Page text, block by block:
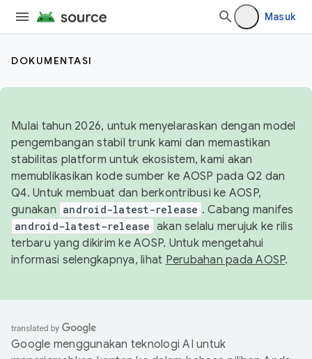
Masuk
DOKUMENTASI
Mulai tahun 2026, untuk menyelaraskan dengan model
pengembangan stabil trunk kami dan memastikan
stabilitas platform untuk ekosistem, kami akan
memublikasikan kode sumber ke AOSP pada Q2 dan
Q4. Untuk membuat dan berkontribusi ke AOSP,
gunakan android-latest-release . Cabang manifes
android-latest-release akan selalu merujuk ke rilis
terbaru yang dikirim ke AOSP. Untuk mengetahui
informasi selengkapnya, lihat Perubahan pada AOSP.
Google menggunakan teknologi AI untuk